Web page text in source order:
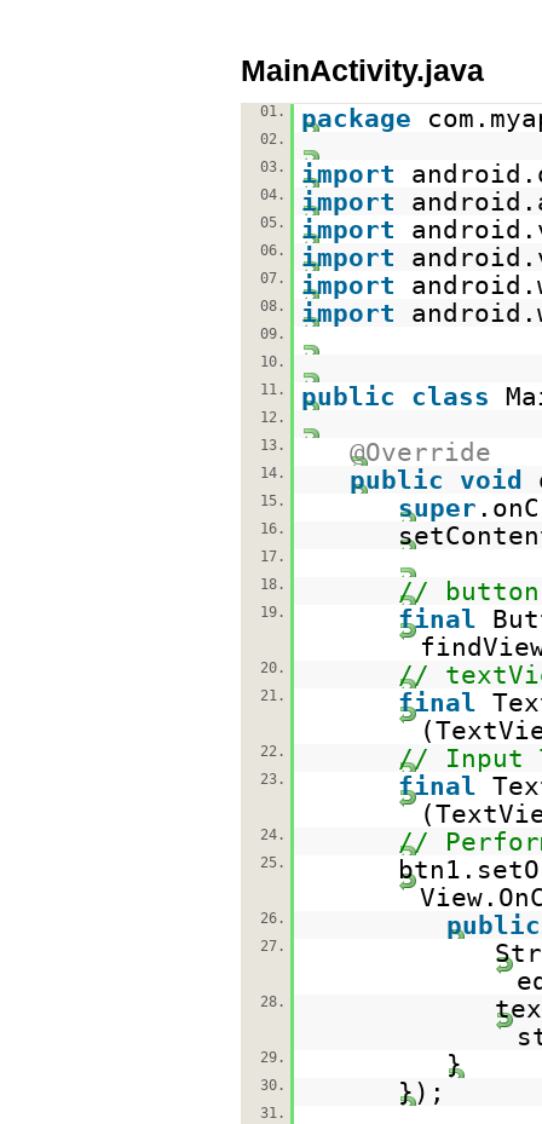
MainActivity.java
01. package
02.
03.
import
04. import
05. import
06. import
07. import
08. import
09.
10.
11.
public class
12.
13.
@Override
14. public void
15. super
16.
17.
18.
// button
19. final
20. //
21. final
22. // Input
23. final
24. //
25.
26. public
27.
28.
29. }
30. });
31.